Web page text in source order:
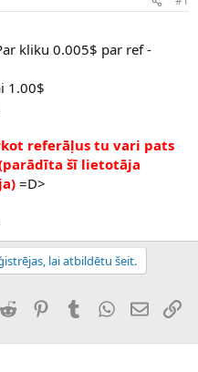
kliku 0.005$ par ref -
1.00$
referāļus tu vari pats
šī lietotāja
=D>
lai atbildētu šeit.
Reddit PinterestTumblrWhatsApp
E-pasts